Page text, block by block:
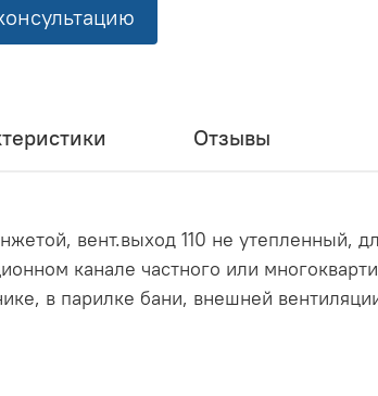
Отзывы
вент.выход 110 не утепленный,
канале частного или
в парилке бани, внешней